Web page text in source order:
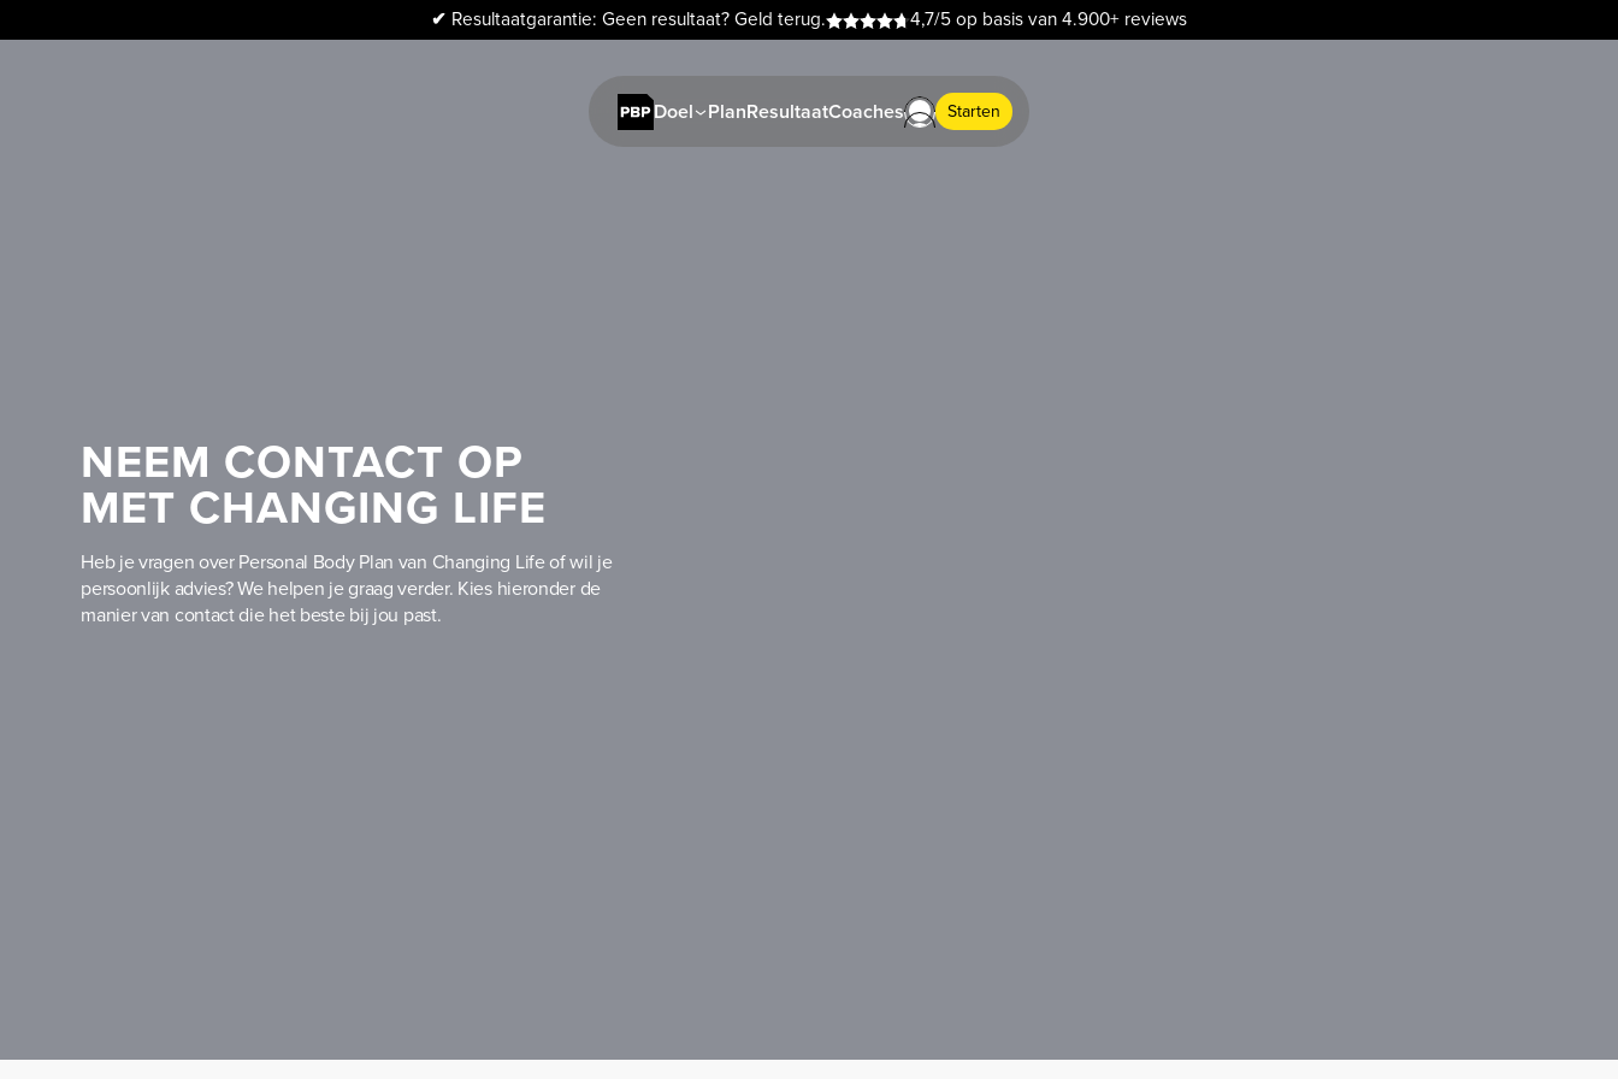
✔ Resultaatgarantie: Geen resultaat? Geld terug. 4,7/5 op basis van 4.900+ reviews
Doel PlanResultaatCoaches Starten
NEEM CONTACT OP
MET CHANGING LIFE
Heb je vragen over Personal Body Plan van Changing Life of wil je
persoonlijk advies? We helpen je graag verder. Kies hieronder de
manier van contact die het beste bij jou past.